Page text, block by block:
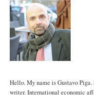
Hello. My name is Gustavo Piga.
writer. International economic